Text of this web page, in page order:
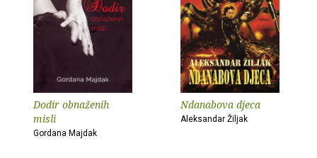
Dodir obnaženih
misli
Gordana Majdak
Ndanabova djeca
Aleksandar Žiljak